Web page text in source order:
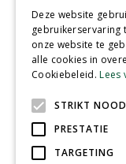
Deze website
gebruikerservaring
onze website te
alle cookies in
Cookiebeleid.Lees
STRIKT
PRESTATIE
TARGETING